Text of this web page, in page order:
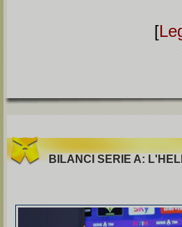
[
BILANCI SERIE A: